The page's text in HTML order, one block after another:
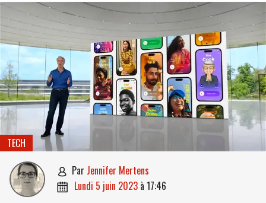
TECH
 par Jennifer Mertens
 lundi 5 juin 2023 à 17:46